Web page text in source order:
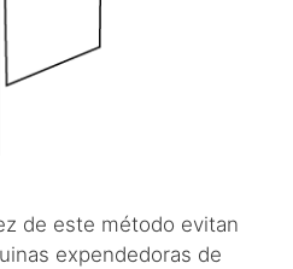
de este método evitan
expendedoras de